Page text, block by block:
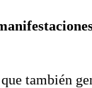
también